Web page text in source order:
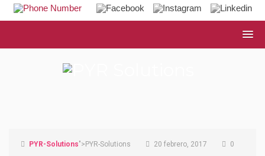
PYR-Solutions">PYR-Solutions 20 febrero, 2017 0